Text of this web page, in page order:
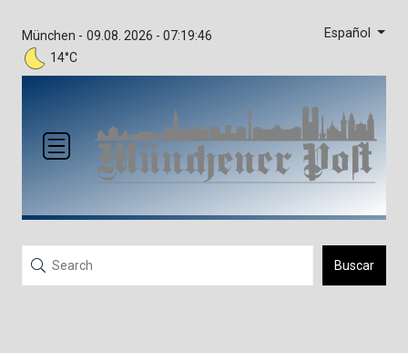
München -
14°C
09.08. 2026 - 07:19:46 Español
Buscar